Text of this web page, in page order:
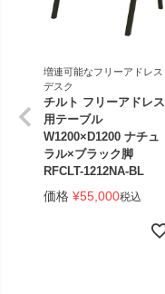
増連可能なフリーアドレス
デスク
チルト フリーアドレス
用テーブル
W1200×D1200 ナチュ
ラル×ブラック脚
RFCLT-1212NA-BL
価格 ¥55,000税込